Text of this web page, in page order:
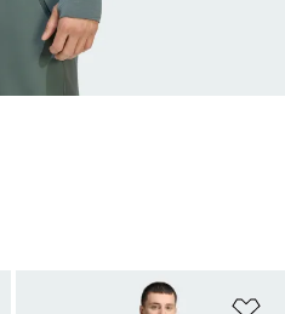
Adicionar à Lista de Desejos